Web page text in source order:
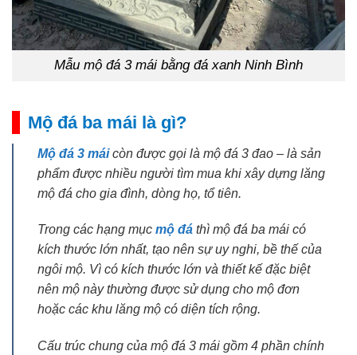
Mẫu mộ đá 3 mái bằng đá xanh Ninh Bình
Mộ đá ba mái là gì?
Mộ đá 3 máicòn được gọi là mộ đá 3 đao – là sản
phẩm được nhiều người tìm mua khi xây dựng lăng
mộ đá cho gia đình, dòng họ, tổ tiên.
Trong các hạng mục mộ đá thì mộ đá ba mái có
kích thước lớn nhất, tạo nên sự uy nghi, bề thế của
ngôi mộ. Vì có kích thước lớn và thiết kế đặc biệt
nên mộ này thường được sử dụng cho mộ đơn
hoặc các khu lăng mộ có diện tích rộng.
Cấu trúc chung của mộ đá 3 mái gồm 4 phần chính